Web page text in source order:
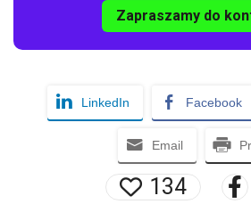
Zapraszamy do
LinkedIn Facebook
Email
134